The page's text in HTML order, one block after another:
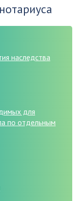
наследства
для
по отдельным